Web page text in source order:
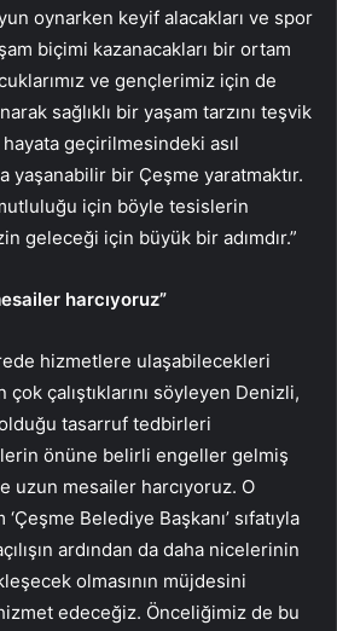
oynarken keyif alacakları ve spor
biçimi kazanacakları bir ortam
ve gençlerimiz için de
sağlıklı bir yaşam tarzını teşvik
geçirilmesindeki asıl
yaşanabilir bir Çeşme yaratmaktır.
için böyle tesislerin
geleceği için büyük bir adımdır.”
harcıyoruz”
hizmetlere ulaşabilecekleri
çalıştıklarını söyleyen Denizli,
olduğu tasarruf tedbirleri
önüne belirli engeller gelmiş
uzun mesailer harcıyoruz. O
Belediye Başkanı’ sıfatıyla
ardından da daha nicelerinin
olmasının müjdesini
edeceğiz. Önceliğimiz de bu